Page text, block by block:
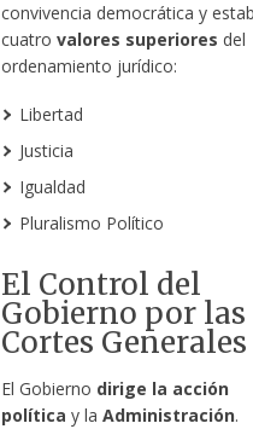
convivencia democrática y
cuatro valores superiores del
ordenamiento jurídico:
Libertad
Justicia
Igualdad
Pluralismo Político
El Control del
Gobierno por las
Cortes Generales
El Gobierno dirige la acción
política y la Administración.